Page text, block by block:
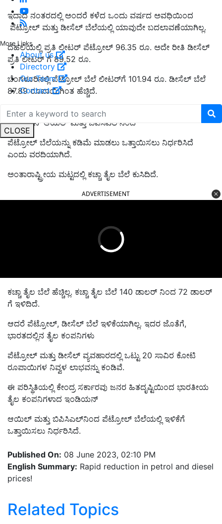
More Links
About us
Directory
Our Team
Contact
CLOSE
ಇದಾದ ನಂತರದಲ್ಲಿ ಅಂದರೆ ಕಳೆದ ಒಂದು ವರ್ಷದ ಅವಧಿಯಿಂದ
ಪೆಟ್ರೋಲ್ ಮತ್ತು ಡೀಸೆಲ್ ಬೆಲೆಯಲ್ಲಿ ಯಾವುದೇ ಬದಲಾವಣೆಯಾಗಿಲ್ಲ.
ದೆಹಲಿಯಲ್ಲಿ ಪ್ರತಿ ಲೀಟರ್ ಪೆಟ್ರೋಲ್ 96.35 ರೂ. ಅದೇ ರೀತಿ ಡೀಸೆಲ್
ಪ್ರತಿ ಲೀಟರ್ ಗೆ 89.52 ರೂ.
ಬೆಂಗಳೂರಿನಲ್ಲಿ ಪೆಟ್ರೋಲ್ ಬೆಲೆ ಲೀಟರ್‌ಗೆ 101.94 ರೂ. ಡೀಸೆಲ್ ಬೆಲೆ
87.89 ರೂಪಾಯಿಗಿಂತ ಹೆಚ್ಚಿದೆ.
ಈ ಪರಿಸ್ಥಿತಿಯಲ್ಲಿ, ಕೇಂದ್ರ ಸರ್ಕಾರವು ಭಾರತದ ತೈಲ ಕಂಪನಿಗಳಾದ
ಇಂಡಿಯನ್ ಆಯಿಲ್ ಮತ್ತು ಬಿಪಿಸಿಎಲ್‌ನಿಂದ
ಪೆಟ್ರೋಲ್ ಬೆಲೆಯನ್ನು ಕಡಿಮೆ ಮಾಡಲು ಒತ್ತಾಯಿಸಲು ನಿರ್ಧರಿಸಿದೆ
ಎಂದು ವರದಿಯಾಗಿದೆ.
ಅಂತಾರಾಷ್ಟ್ರೀಯ ಮಟ್ಟದಲ್ಲಿ ಕಚ್ಚಾ ತೈಲ ಬೆಲೆ ಕುಸಿದಿದೆ.
ADVERTISEMENT
ಕಚ್ಚಾ ತೈಲ ಬೆಲೆ ಹೆಚ್ಚಿಲ್ಲ. ಕಚ್ಚಾ ತೈಲ ಬೆಲೆ 140 ಡಾಲರ್ ನಿಂದ 72 ಡಾಲರ್
ಗೆ ಇಳಿದಿದೆ.
ಆದರೆ ಪೆಟ್ರೋಲ್, ಡೀಸೆಲ್ ಬೆಲೆ ಇಳಿಕೆಯಾಗಿಲ್ಲ. ಇದರ ಜೊತೆಗೆ,
ಭಾರತದಲ್ಲಿನ ತೈಲ ಕಂಪನಿಗಳು
ಪೆಟ್ರೋಲ್ ಮತ್ತು ಡೀಸೆಲ್ ವ್ಯವಹಾರದಲ್ಲಿ ಒಟ್ಟು 20 ಸಾವಿರ ಕೋಟಿ
ರೂಪಾಯಿಗಳ ನಿವ್ವಳ ಲಾಭವನ್ನು ಕಂಡಿವೆ.
ಈ ಪರಿಸ್ಥಿತಿಯಲ್ಲಿ ಕೇಂದ್ರ ಸರ್ಕಾರವು ಜನರ ಹಿತದೃಷ್ಟಿಯಿಂದ ಭಾರತೀಯ
ತೈಲ ಕಂಪನಿಗಳಾದ ಇಂಡಿಯನ್
ಆಯಿಲ್ ಮತ್ತು ಬಿಪಿಸಿಎಲ್‌ನಿಂದ ಪೆಟ್ರೋಲ್ ಬೆಲೆಯಲ್ಲಿ ಇಳಿಕೆಗೆ
ಒತ್ತಾಯಿಸಲು ನಿರ್ಧರಿಸಿದೆ.
Published On: 08 June 2023, 02:10 PM
English Summary: Rapid reduction in petrol and diesel
prices!
Related Topics